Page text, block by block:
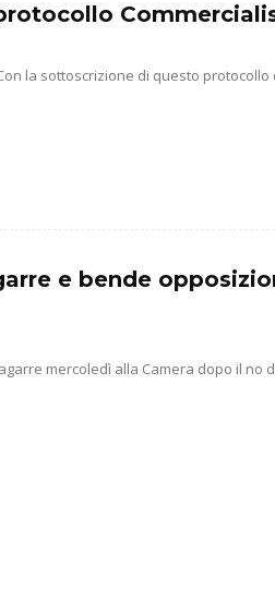
la sottoscrizione di questo
e bende
mercoledì alla Camera dopo il no